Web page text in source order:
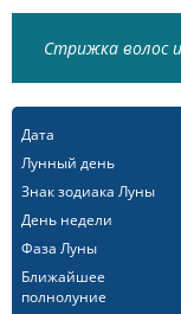
Стрижка волос
Дата
Лунный день
Знак зодиака Луны
День недели
Фаза Луны
Ближайшее
полнолуние